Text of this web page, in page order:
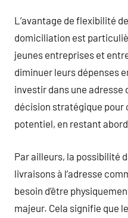
L’avantage de flexibilité
domiciliation est
jeunes entreprises et
diminuer leurs dépenses
investir dans une
décision stratégique pour
potentiel, en restant
Par ailleurs, la possibilité
livraisons à l’adresse
besoin d’être
majeur. Cela signifie que